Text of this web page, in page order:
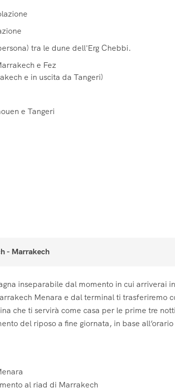
tra le dune dell'Erg Chebbi.
e Fez
e in uscita da Tangeri)
e Tangeri
- Marrakech
inseparabile dal momento in cui arriverai
Menara e dal terminal ti trasferiremo
che ti servirà come casa per le prime tre
del riposo a fine giornata, in base
al riad di Marrakech